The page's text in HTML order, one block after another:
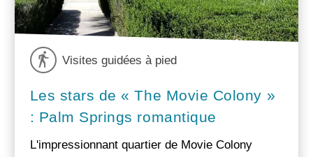
Visites guidées à pied
Les stars de « The Movie Colony »
: Palm Springs romantique
L'impressionnant quartier de Movie Colony